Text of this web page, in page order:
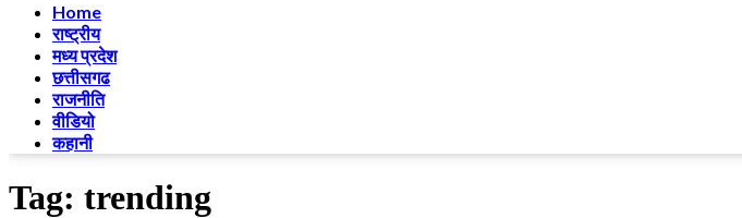
Home
राष्ट्रीय
मध्य प्रदेश
छत्तीसगढ
राजनीति
वीडियो
कहानी
Tag: trending